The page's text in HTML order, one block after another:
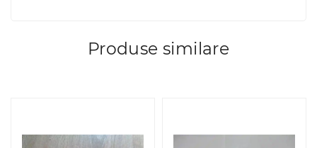
Produse similare